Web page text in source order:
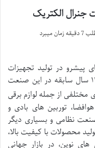
جنرال الکتریک
میبرد
پیشرو در تولید تجهیزات
برقی و الکترونیکی است که بیش از ۱۲۰ سال سابقه در این صنعت
مختلفی از جمله لوازم برقی
توربین های بادی و
نظامی و بسیاری دیگر
محصولات با کیفیت بالا،
نوین، در بازار جهانی